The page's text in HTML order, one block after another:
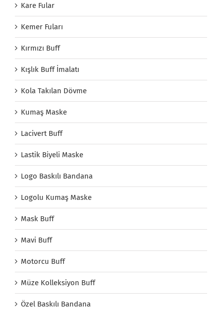
Kare Fular
Kemer Fuları
Kırmızı Buff
Kışlık Buff İmalatı
Kola Takılan Dövme
Kumaş Maske
Lacivert Buff
Lastik Biyeli Maske
Logo Baskılı Bandana
Logolu Kumaş Maske
Mask Buff
Mavi Buff
Motorcu Buff
Müze Kolleksiyon Buff
Özel Baskılı Bandana